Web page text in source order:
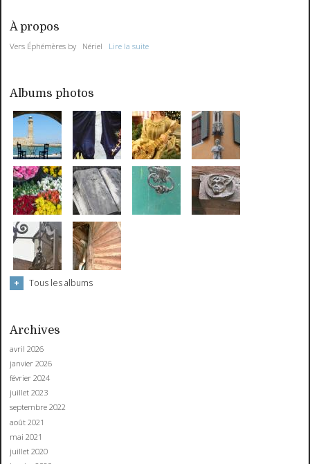
À propos
Vers Éphémères by Nériel Lire la suite
Albums photos
Tous les albums
Archives
avril 2026
janvier 2026
février 2024
juillet 2023
septembre 2022
août 2021
mai 2021
juillet 2020